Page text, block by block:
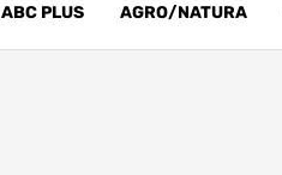
ABC PLUS AGRO/NATURA